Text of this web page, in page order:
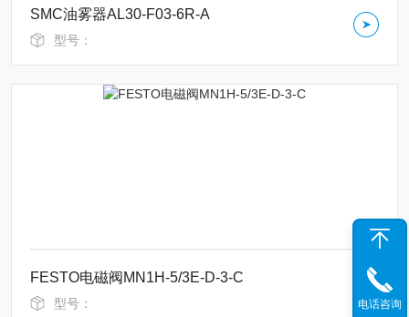
SMC油雾器AL30-F03-6R-A
型号：
FESTO电磁阀MN1H-5/3E-D-3-C
型号： 电话咨询